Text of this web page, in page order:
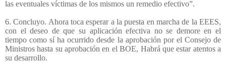
las eventuales víctimas de los mismos un remedio efectivo”.
6. Concluyo. Ahora toca esperar a la puesta en marcha de la EEES,
con el deseo de que su aplicación efectiva no se demore en el
tiempo como sí ha ocurrido desde la aprobación por el Consejo de
Ministros hasta su aprobación en el BOE, Habrá que estar atentos a
su desarrollo.